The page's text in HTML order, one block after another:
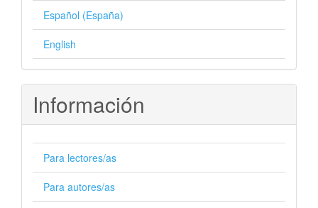
Español (España)
English
Información
Para lectores/as
Para autores/as